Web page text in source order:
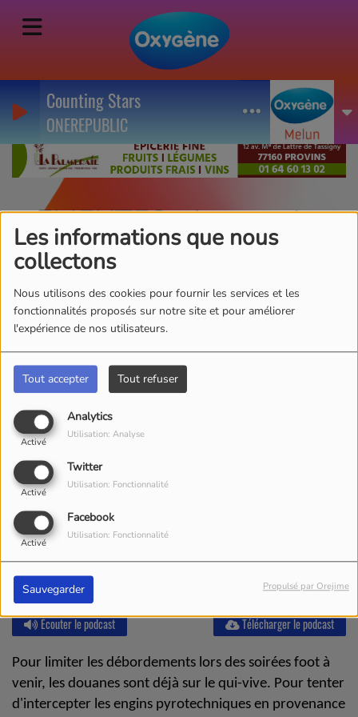
Les informations que nous
collectons
Nous utilisons des cookies pour fournir les services et les
fonctionnalités proposés sur notre site et pour améliorer
l'expérience de nos utilisateurs.
Tout accepter Tout refuser
Analytics
Activé
Utilisation: Analyse
Twitter
Activé
Utilisation: Fonctionnalité
Facebook
Activé
Utilisation: Fonctionnalité
Sauvegarder Propulsé par Orejime
Counting Stars
ONEREPUBLIC
EMEUTES - Les engins
pyrotechniques dans le
viseur des douanes à
quelques jours du 14
juillet
Écouter le podcast Télécharger le podcast
Pour limiter les débordements lors des soirées foot à
venir, les douanes sont déjà sur le qui-vive. Pour tenter
d'intercepter les engins pyrotechniques en provenance